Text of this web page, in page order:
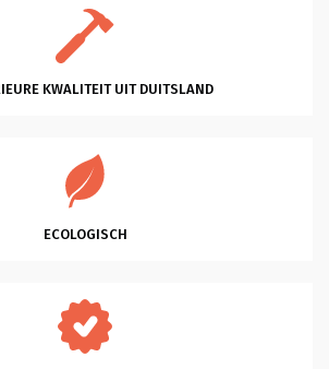
KWALITEIT UIT DUITSLAND
ECOLOGISCH